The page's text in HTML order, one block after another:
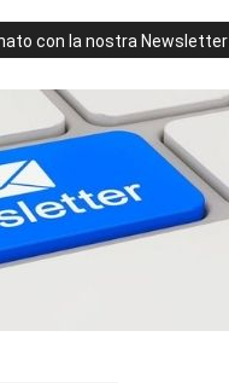
con la nostra Newsletter